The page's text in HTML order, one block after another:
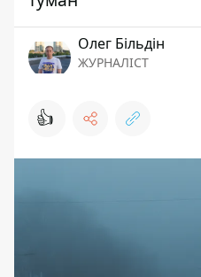
Олег Більдін
ЖУРНАЛІСТ
👍